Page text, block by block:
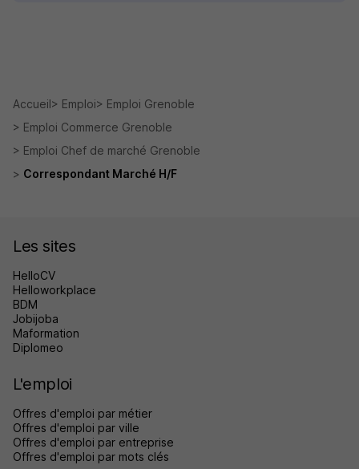
Accueil Emploi
Emploi Grenoble
Emploi Commerce Grenoble
Emploi Chef de marché Grenoble
Correspondant Marché H/F
Les sites
HelloCV
Helloworkplace
BDM
Jobijoba
Maformation
Diplomeo
L'emploi
Offres d'emploi par métier
Offres d'emploi par ville
Offres d'emploi par entreprise
Offres d'emploi par mots clés